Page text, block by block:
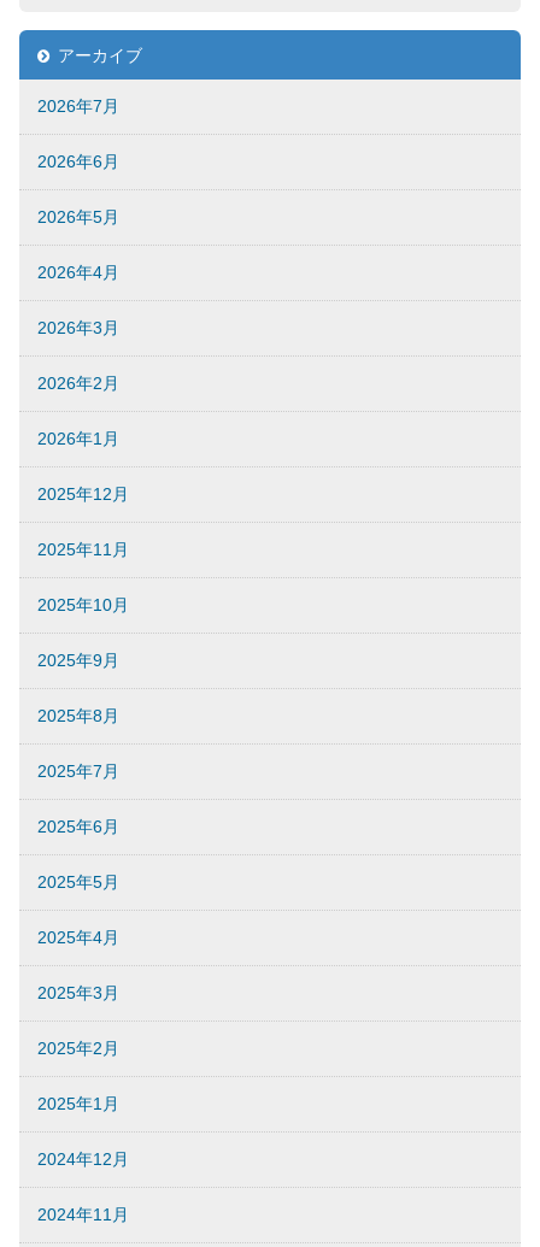
アーカイブ
2026年7月
2026年6月
2026年5月
2026年4月
2026年3月
2026年2月
2026年1月
2025年12月
2025年11月
2025年10月
2025年9月
2025年8月
2025年7月
2025年6月
2025年5月
2025年4月
2025年3月
2025年2月
2025年1月
2024年12月
2024年11月